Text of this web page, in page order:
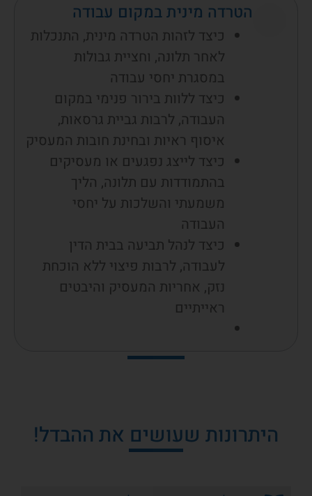
הטרדה מינית במקום עבודה
כיצד לזהות הטרדה מינית, התנכלות
לאחר תלונה, וחציית גבולות
במסגרת יחסי עבודה
כיצד ללוות בירור פנימי במקום
העבודה, לרבות גביית גרסאות,
איסוף ראיות ובחינת חובות המעסיק
כיצד לייצג נפגעים או מעסיקים
בהתמודדות עם תלונה, הליך
משמעתי והשלכות על יחסי
העבודה
כיצד לנהל תביעה בבית הדין
לעבודה, לרבות פיצוי ללא הוכחת
נזק, אחריות המעסיק והיבטים
ראייתיים
היתרונות שעושים את ההבדל!